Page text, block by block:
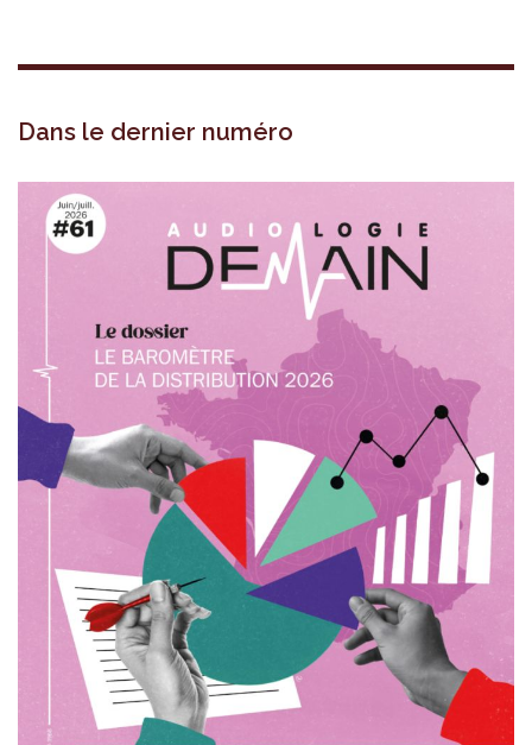
Dans le dernier numéro